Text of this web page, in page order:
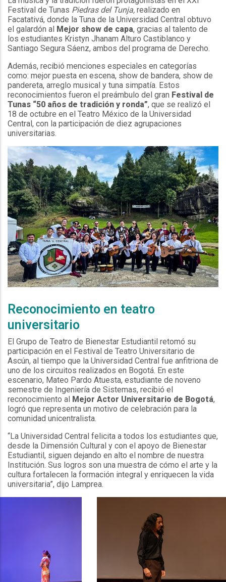
Festival de Tunas Piedras del Tunja, realizado en
Facatativá, donde la Tuna de la Universidad Central obtuvo
el galardón al Mejor show de capa, gracias al talento de
los estudiantes Kristyn Jhanam Alturo Castiblanco y
Santiago Segura Sáenz, ambos del programa de Derecho.
Además, recibió menciones especiales en categorías
como: mejor puesta en escena, show de bandera, show de
pandereta, arreglo musical y tuna simpatía. Estos
reconocimientos fueron el preámbulo del gran Festival de
Tunas “50 años de tradición y ronda”, que se realizó el
18 de octubre en el Teatro México de la Universidad
Central, con la participación de diez agrupaciones
universitarias.
Reconocimiento en teatro
universitario
El Grupo de Teatro de Bienestar Estudiantil retomó su
participación en el Festival de Teatro Universitario de
Ascún, al tiempo que la Universidad Central fue anfitriona de
uno de los circuitos realizados en Bogotá. En este
escenario, Mateo Pardo Atuesta, estudiante de noveno
semestre de Ingeniería de Sistemas, recibió el
reconocimiento al Mejor Actor Universitario de Bogotá,
logró que representa un motivo de celebración para la
comunidad unicentralista.
“La Universidad Central felicita a todos los estudiantes que,
desde la Dimensión Cultural y con el apoyo de Bienestar
Estudiantil, siguen dejando en alto el nombre de nuestra
Institución. Sus logros son una muestra de cómo el arte y la
cultura fortalecen la formación integral y enriquecen la vida
universitaria”, dijo Lamprea.